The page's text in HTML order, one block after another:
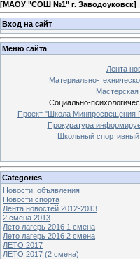
[МАОУ "СОШ №1" г. Заводоуковск]
Вход на сайт
Меню сайта
Лента
Материально-
Мастерская
Социально-
Проект "Школа Минпросвещения
Прокуратура
Школьный
Categories
Новости, объявления
Новости спорта
Лента новостей 2012-2013
2 смена 2013
Лето лагерь 2016 1 смена
Лето лагерь 2016 2 смена
ЛЕТО 2017
ЛЕТО 2017 (2 смена)